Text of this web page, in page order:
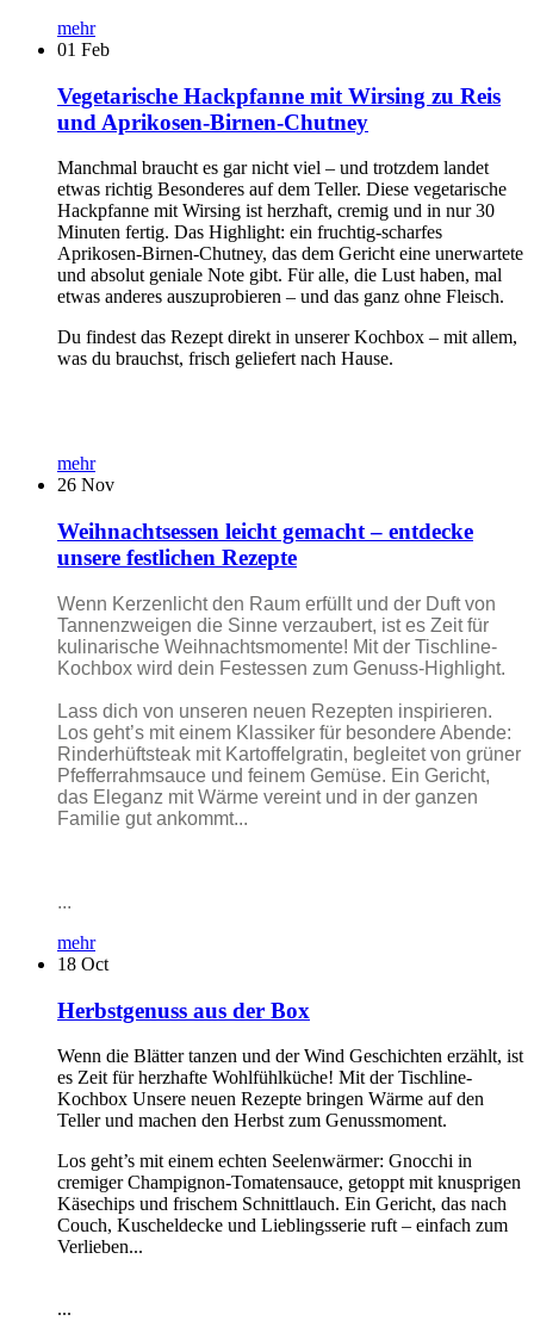
mehr
01 Feb
Vegetarische Hackpfanne mit Wirsing zu Reis
und Aprikosen-Birnen-Chutney
Manchmal braucht es gar nicht viel – und trotzdem landet
etwas richtig Besonderes auf dem Teller. Diese vegetarische
Hackpfanne mit Wirsing ist herzhaft, cremig und in nur 30
Minuten fertig. Das Highlight: ein fruchtig-scharfes
Aprikosen-Birnen-Chutney, das dem Gericht eine unerwartete
und absolut geniale Note gibt. Für alle, die Lust haben, mal
etwas anderes auszuprobieren – und das ganz ohne Fleisch.
Du findest das Rezept direkt in unserer Kochbox – mit allem,
was du brauchst, frisch geliefert nach Hause.
mehr
26 Nov
Weihnachtsessen leicht gemacht – entdecke
unsere festlichen Rezepte
Wenn Kerzenlicht den Raum erfüllt und der Duft von
Tannenzweigen die Sinne verzaubert, ist es Zeit für
kulinarische Weihnachtsmomente! Mit der Tischline-
Kochbox wird dein Festessen zum Genuss-Highlight.
Lass dich von unseren neuen Rezepten inspirieren.
Los geht’s mit einem Klassiker für besondere Abende:
Rinderhüftsteak mit Kartoffelgratin, begleitet von grüner
Pfefferrahmsauce und feinem Gemüse. Ein Gericht,
das Eleganz mit Wärme vereint und in der ganzen
Familie gut ankommt...
...
mehr
18 Oct
Herbstgenuss aus der Box
Wenn die Blätter tanzen und der Wind Geschichten erzählt, ist
es Zeit für herzhafte Wohlfühlküche! Mit der Tischline-
Kochbox Unsere neuen Rezepte bringen Wärme auf den
Teller und machen den Herbst zum Genussmoment.
Los geht’s mit einem echten Seelenwärmer: Gnocchi in
cremiger Champignon-Tomatensauce, getoppt mit knusprigen
Käsechips und frischem Schnittlauch. Ein Gericht, das nach
Couch, Kuscheldecke und Lieblingsserie ruft – einfach zum
Verlieben...
...